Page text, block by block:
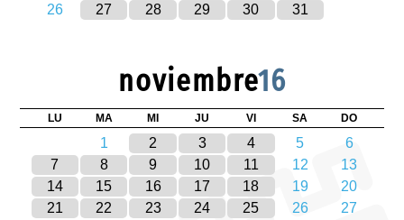
26
27 28 29 30 31
noviembre16
LU MA MI JU VI SA DO
1 2 3 4 5
6
7
8 9 10 11 12
13
14
15 16 17 18 19
20
21
22 23 24 25 26
27